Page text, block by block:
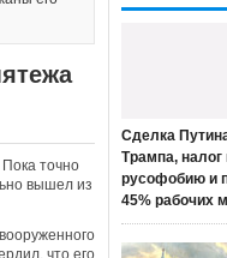
точно
вышел из
что его
Сделка
Трампа, налог
русофобию и
45% рабочих